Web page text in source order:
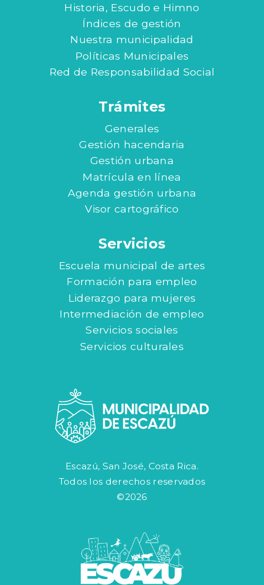
Historia, Escudo e Himno
Índices de gestión
Nuestra municipalidad
Políticas Municipales
Red de Responsabilidad Social
Trámites
Generales
Gestión hacendaria
Gestión urbana
Matrícula en línea
Agenda gestión urbana
Visor cartográfico
Servicios
Escuela municipal de artes
Formación para empleo
Liderazgo para mujeres
Intermediación de empleo
Servicios sociales
Servicios culturales
Escazú, San José, Costa Rica.
Todos los derechos reservados
©2026